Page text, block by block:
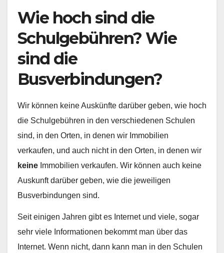
Wie hoch sind die
Schulgebühren? Wie
sind die
Busverbindungen?
Wir können keine Auskünfte darüber geben, wie hoch
die Schulgebühren in den verschiedenen Schulen
sind, in den Orten, in denen wir Immobilien
verkaufen, und auch nicht in den Orten, in denen wir
keine Immobilien verkaufen. Wir können auch keine
Auskunft darüber geben, wie die jeweiligen
Busverbindungen sind.
Seit einigen Jahren gibt es Internet und viele, sogar
sehr viele Informationen bekommt man über das
Internet. Wenn nicht, dann kann man in den Schulen